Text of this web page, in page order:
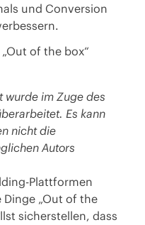
und Conversion
of the box“
wurde im Zuge des
Es kann
nicht die
Autors
Plattformen
„Out of the
sicherstellen, dass